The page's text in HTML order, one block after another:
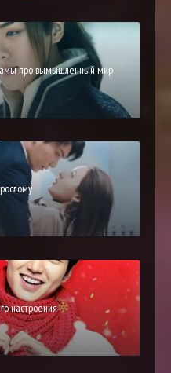
про вымышленный мир
настроения